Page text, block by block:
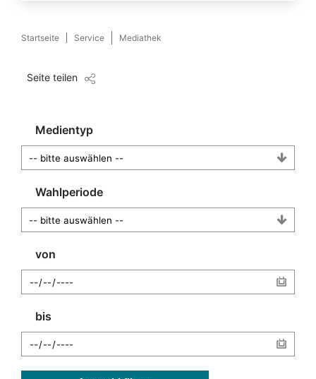
Startseite Service Mediathek
Seite teilen
Medientyp
Wahlperiode
von
bis